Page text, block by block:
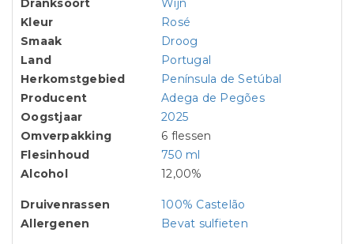
Dranksoort
Wijn
Kleur
Rosé
Smaak
Droog
Land
Portugal
Herkomstgebied
Península de Setúbal
Producent
Adega de Pegões
Oogstjaar
2025
Omverpakking
6 flessen
Flesinhoud
750 ml
Alcohol
12,00%
Druivenrassen
100% Castelão
Allergenen
Bevat sulfieten